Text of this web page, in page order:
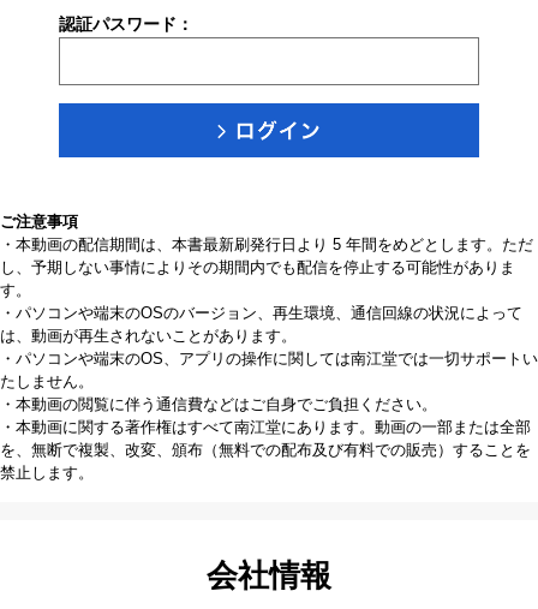
認証パスワード：
ご注意事項
・本動画の配信期間は、本書最新刷発行日より 5 年間をめどとします。ただ
し、予期しない事情によりその期間内でも配信を停止する可能性がありま
す。
・パソコンや端末のOSのバージョン、再生環境、通信回線の状況によって
は、動画が再生されないことがあります。
・パソコンや端末のOS、アプリの操作に関しては南江堂では一切サポートい
たしません。
・本動画の閲覧に伴う通信費などはご自身でご負担ください。
・本動画に関する著作権はすべて南江堂にあります。動画の一部または全部
を、無断で複製、改変、頒布（無料での配布及び有料での販売）することを
禁止します。
会社情報